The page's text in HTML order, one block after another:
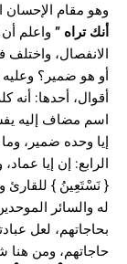
وهو مقام الإحسان
أنك تراه ” واعلم
الانفصال، واختلف
أو هو ضمير؟ وعليه
أقوال، أحدها: أنه
اسم مضاف إليه
إيا وحده ضمير،
الرابع: إن إيا
{ نَسْتَعِينُ } للقارئ
له والسائر
بحاجاتهم، لعل
حاجاتهم، ومن